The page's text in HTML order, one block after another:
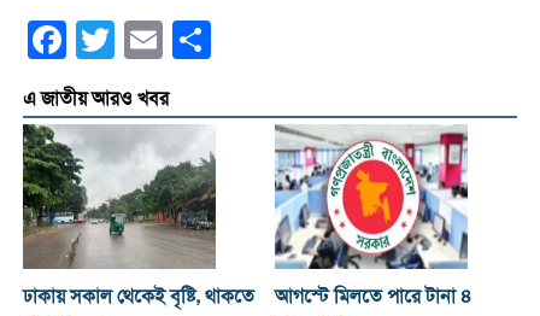
Facebook
Twitter Email
এ জাতীয় আরও খবর
ঢাকায় সকাল থেকেই বৃষ্টি, থাকতে
আগস্টে মিলতে পারে টানা ৪